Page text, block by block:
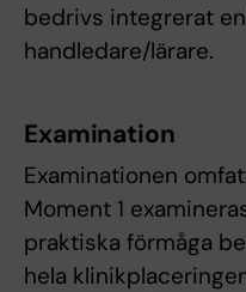
bedrivs integrerat
handledare/lärare.
Examination
Examinationen
Moment 1
praktiska förmåga
hela